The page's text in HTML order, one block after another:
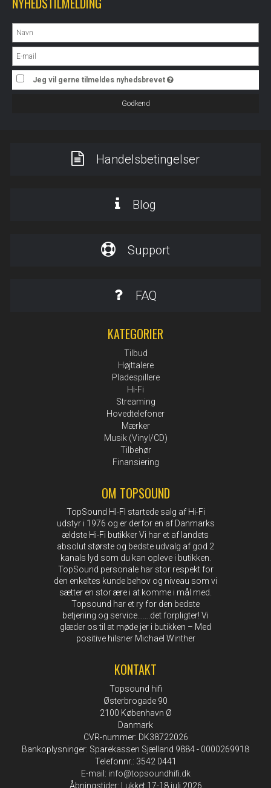
Jeg vil gerne tilmeldes nyhedsbrevet
Godkend
Handelsbetingelser
Blog
Support
FAQ
KATEGORIER
Tilbud
Højttalere
Pladespillere
Hi-Fi
Streaming
Hovedtelefoner
Mærker
Musik (Vinyl/CD)
Tilbehør
Finansiering
OM TOPSOUND
TopSound HI-FI startede salg af Hi-Fi
udstyr i 1976 og er derfor en af Danmarks
ældste Hi-Fi butikker Vi har et af landets
absolut største og bedste udvalg af god 2
kanals lyd som du kan opleve i butikken.
TopSound personale har stor respekt for
den enkeltes kunde behov og niveau som vi
sætter en stor ære i at komme i mål med.
Topsound har et ry for den bedste
betjening og service…….det forpligter! Vi
glæder os til at møde jer i butikken – Med
positive hilsner Michael Winther
KONTAKT
Topsound hifi
Østerbrogade 90
2100 København Ø
Danmark
CVR-nummer: DK38722026
Bankoplysninger: Sparekassen Sjælland 9884 - 0000269918
Telefonnr.: 3542 0441
E-mail : info@topsoundhifi.dk
Åbningstider: Lukket 17-18 juli 2026